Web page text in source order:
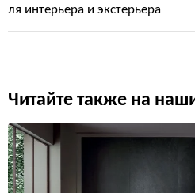
ля интерьера и экстерьера
Читайте также на